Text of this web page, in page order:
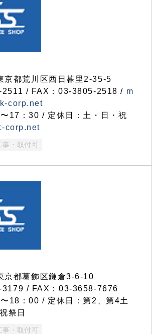
都荒川区西日暮里2-35-5
/ FAX：03-3805-2518 / m
corp.net
17：30 / 定休日：土・日・祝
corp.net
事・取付可
都葛飾区鎌倉3-6-10
/ FAX：03-3658-7676
18：00 / 定休日：第2、第4土
祭日
事・取付可